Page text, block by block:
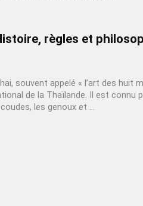
règles et
souvent appelé « l’art des huit
de la Thaïlande. Il est connu
les genoux et ...